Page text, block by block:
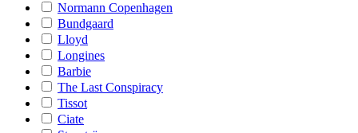
Normann Copenhagen
Bundgaard
Lloyd
Longines
Barbie
The Last Conspiracy
Tissot
Ciate